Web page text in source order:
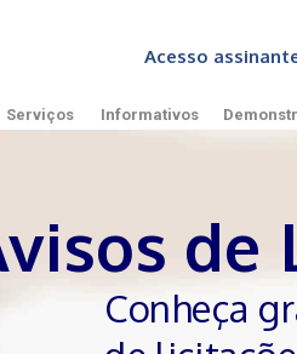
Acesso
Serviços Informativos
de
Conheça